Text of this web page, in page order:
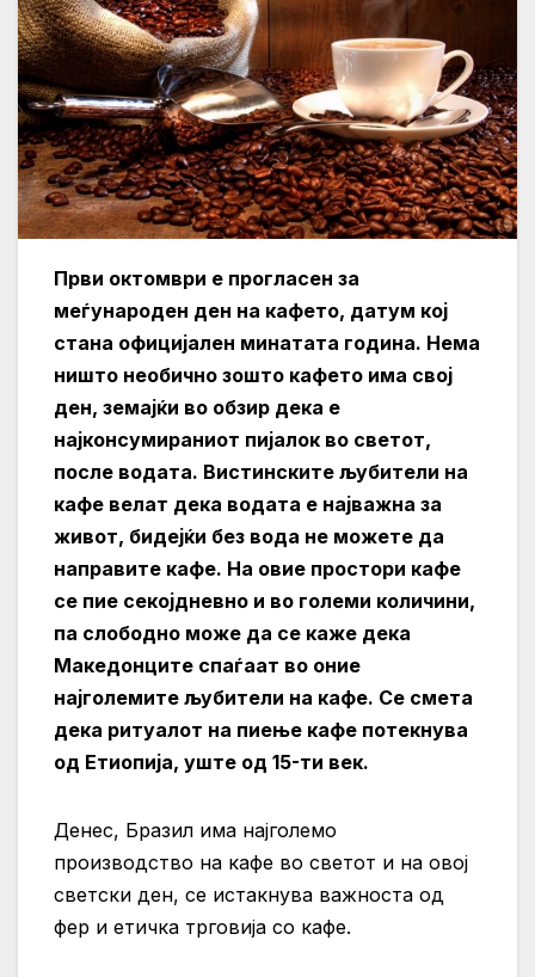
Први октомври е прогласен за
меѓународен ден на кафето, датум кој
стана официјален минатата година. Нема
ништо необично зошто кафето има свој
ден, земајќи во обзир дека е
најконсумираниот пијалок во светот,
после водата. Вистинските љубители на
кафе велат дека водата е најважна за
живот, бидејќи без вода не можете да
направите кафе. На овие простори кафе
се пие секојдневно и во големи количини,
па слободно може да се каже дека
Македонците спаѓаат во оние
најголемите љубители на кафе. Се смета
дека ритуалот на пиење кафе потекнува
од Етиопија, уште од 15-ти век.
Денес, Бразил има најголемо
производство на кафе во светот и на овој
светски ден, се истакнува важноста од
фер и етичка трговија со кафе.